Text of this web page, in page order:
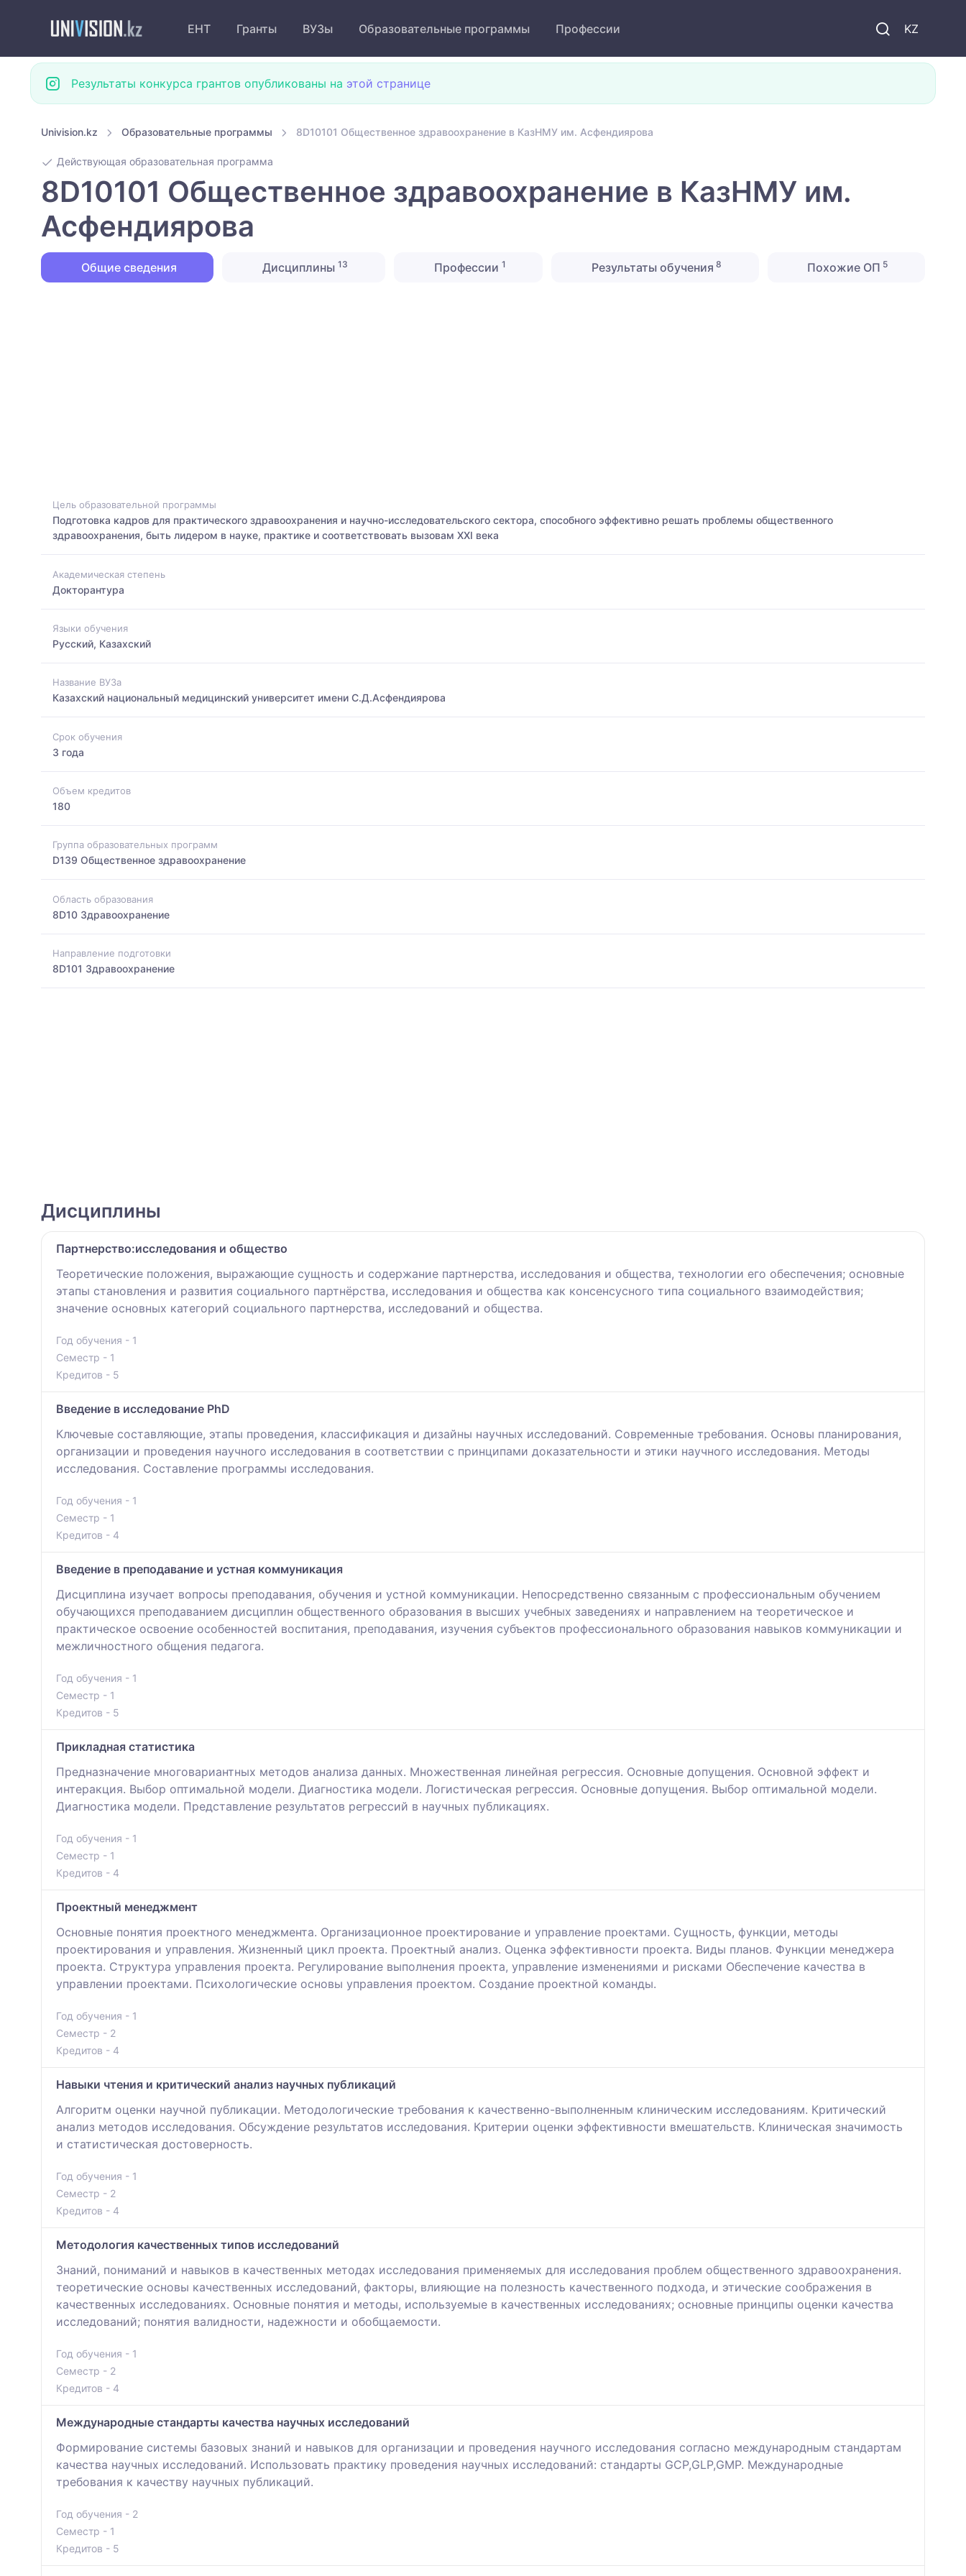
KZ
ЕНТ Гранты ВУЗы Образовательные программы Профессии
Результаты конкурса грантов опубликованы на этой странице
Univision.kz Образовательные программы 8D10101 Общественное здравоохранение в КазНМУ им. Асфендиярова
Действующая образовательная программа
8D10101 Общественное здравоохранение в КазНМУ им.
Асфендиярова
Общие сведения Дисциплины13 Профессии 1 Результаты обучения 8 Похожие ОП 5
Цель образовательной программы
Подготовка кадров для практического здравоохранения и научно-исследовательского сектора, способного эффективно решать проблемы общественного
здравоохранения, быть лидером в науке, практике и соответствовать вызовам ХХI века
Академическая степень
Докторантура
Языки обучения
Русский, Казахский
Название ВУЗа
Казахский национальный медицинский университет имени С.Д.Асфендиярова
Срок обучения
3 года
Объем кредитов
180
Группа образовательных программ
D139 Общественное здравоохранение
Область образования
8D10 Здравоохранение
Направление подготовки
8D101 Здравоохранение
Дисциплины
Партнерство:исследования и общество
Теоретические положения, выражающие сущность и содержание партнерства, исследования и общества, технологии его обеспечения; основные
этапы становления и развития социального партнёрства, исследования и общества как консенсусного типа социального взаимодействия;
значение основных категорий социального партнерства, исследований и общества.
Год обучения - 1
Семестр - 1
Кредитов - 5
Введение в исследование PhD
Ключевые составляющие, этапы проведения, классификация и дизайны научных исследований. Современные требования. Основы планирования,
организации и проведения научного исследования в соответствии с принципами доказательности и этики научного исследования. Методы
исследования. Составление программы исследования.
Год обучения - 1
Семестр - 1
Кредитов - 4
Введение в преподавание и устная коммуникация
Дисциплина изучает вопросы преподавания, обучения и устной коммуникации. Непосредственно связанным с профессиональным обучением
обучающихся преподаванием дисциплин общественного образования в высших учебных заведениях и направлением на теоретическое и
практическое освоение особенностей воспитания, преподавания, изучения субъектов профессионального образования навыков коммуникации и
межличностного общения педагога.
Год обучения - 1
Семестр - 1
Кредитов - 5
Прикладная статистика
Предназначение многовариантных методов анализа данных. Множественная линейная регрессия. Основные допущения. Основной эффект и
интеракция. Выбор оптимальной модели. Диагностика модели. Логистическая регрессия. Основные допущения. Выбор оптимальной модели.
Диагностика модели. Представление результатов регрессий в научных публикациях.
Год обучения - 1
Семестр - 1
Кредитов - 4
Проектный менеджмент
Основные понятия проектного менеджмента. Организационное проектирование и управление проектами. Сущность, функции, методы
проектирования и управления. Жизненный цикл проекта. Проектный анализ. Оценка эффективности проекта. Виды планов. Функции менеджера
проекта. Структура управления проекта. Регулирование выполнения проекта, управление изменениями и рисками Обеспечение качества в
управлении проектами. Психологические основы управления проектом. Создание проектной команды.
Год обучения - 1
Семестр - 2
Кредитов - 4
Навыки чтения и критический анализ научных публикаций
Алгоритм оценки научной публикации. Методологические требования к качественно-выполненным клиническим исследованиям. Критический
анализ методов исследования. Обсуждение результатов исследования. Критерии оценки эффективности вмешательств. Клиническая значимость
и статистическая достоверность.
Год обучения - 1
Семестр - 2
Кредитов - 4
Методология качественных типов исследований
Знаний, пониманий и навыков в качественных методах исследования применяемых для исследования проблем общественного здравоохранения.
теоретические основы качественных исследований, факторы, влияющие на полезность качественного подхода, и этические соображения в
качественных исследованиях. Основные понятия и методы, используемые в качественных исследованиях; основные принципы оценки качества
исследований; понятия валидности, надежности и обобщаемости.
Год обучения - 1
Семестр - 2
Кредитов - 4
Международные стандарты качества научных исследований
Формирование системы базовых знаний и навыков для организации и проведения научного исследования согласно международным стандартам
качества научных исследований. Использовать практику проведения научных исследований: стандарты GCP,GLP,GMP. Международные
требования к качеству научных публикаций.
Год обучения - 2
Семестр - 1
Кредитов - 5